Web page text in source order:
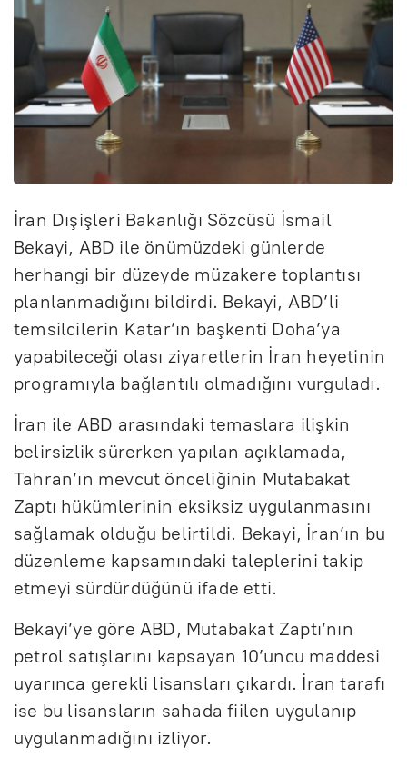
İran Dışişleri Bakanlığı Sözcüsü İsmail
Bekayi, ABD ile önümüzdeki günlerde
herhangi bir düzeyde müzakere toplantısı
planlanmadığını bildirdi. Bekayi, ABD’li
temsilcilerin Katar’ın başkenti Doha’ya
yapabileceği olası ziyaretlerin İran heyetinin
programıyla bağlantılı olmadığını vurguladı.
İran ile ABD arasındaki temaslara ilişkin
belirsizlik sürerken yapılan açıklamada,
Tahran’ın mevcut önceliğinin Mutabakat
Zaptı hükümlerinin eksiksiz uygulanmasını
sağlamak olduğu belirtildi. Bekayi, İran’ın bu
düzenleme kapsamındaki taleplerini takip
etmeyi sürdürdüğünü ifade etti.
Bekayi’ye göre ABD, Mutabakat Zaptı’nın
petrol satışlarını kapsayan 10’uncu maddesi
uyarınca gerekli lisansları çıkardı. İran tarafı
ise bu lisansların sahada fiilen uygulanıp
uygulanmadığını izliyor.